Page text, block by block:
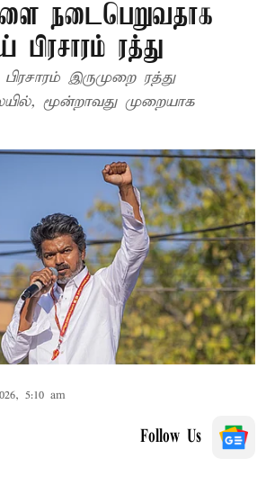
நடைபெறுவதாக
ரத்து
இருமுறை ரத்து
மூன்றாவது முறையாக
5:10 am
Follow Us